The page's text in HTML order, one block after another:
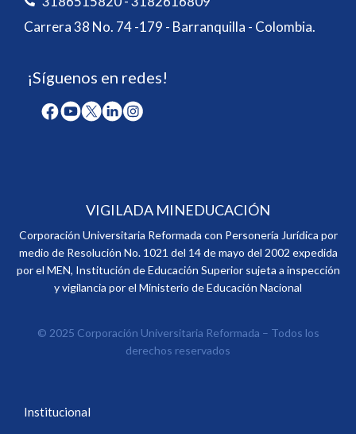
Carrera 38 No. 74 -179 - Barranquilla - Colombia.
¡Síguenos en redes!
VIGILADA MINEDUCACIÓN
Corporación Universitaria Reformada con Personería Jurídica por
medio de Resolución No. 1021 del 14 de mayo del 2002 expedida
por el MEN, Institución de Educación Superior sujeta a inspección
y vigilancia por el Ministerio de Educación Nacional
© 2025 Corporación Universitaria Reformada – Todos los
derechos reservados
Institucional